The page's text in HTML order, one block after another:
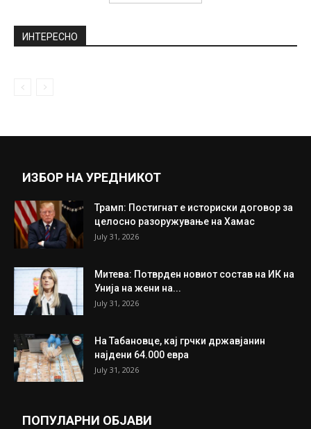
ИНТЕРЕСНО
ИЗБОР НА УРЕДНИКОТ
Трамп: Постигнат е историски договор за
целосно разоружување на Хамас
July 31, 2026
Митева: Потврден новиот состав на ИК на
Унија на жени на...
July 31, 2026
На Табановце, кај грчки државјанин
најдени 64.000 евра
July 31, 2026
ПОПУЛАРНИ ОБЈАВИ